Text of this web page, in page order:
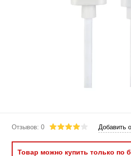
Отзывов: 0 Добавить
Товар можно купить только по